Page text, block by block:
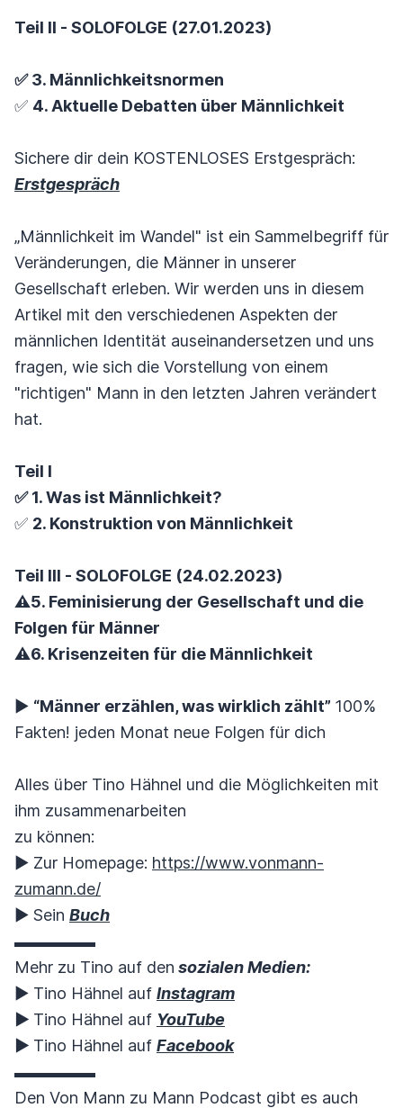
Teil II - SOLOFOLGE (27.01.2023)
✅ 3. Männlichkeitsnormen
✅ 4. Aktuelle Debatten über Männlichkeit
Sichere dir dein KOSTENLOSES Erstgespräch:
Erstgespräch
„Männlichkeit im Wandel" ist ein Sammelbegriff für
Veränderungen, die Männer in unserer
Gesellschaft erleben. Wir werden uns in diesem
Artikel mit den verschiedenen Aspekten der
männlichen Identität auseinandersetzen und uns
fragen, wie sich die Vorstellung von einem
"richtigen" Mann in den letzten Jahren verändert
hat.
Teil I
✅ 1. Was ist Männlichkeit?
✅ 2. Konstruktion von Männlichkeit
Teil III - SOLOFOLGE (24.02.2023)
⚠️5. Feminisierung der Gesellschaft und die
Folgen für Männer
⚠️6. Krisenzeiten für die Männlichkeit
▶︎ “Männer erzählen, was wirklich zählt” 100%
Fakten! jeden Monat neue Folgen für dich
Alles über Tino Hähnel und die Möglichkeiten mit
ihm zusammenarbeiten
zu können:
▶︎ Zur Homepage: https://www.vonmann-
zumann.de/
▶︎ Sein Buch
▬▬▬▬▬
Mehr zu Tino auf den sozialen Medien:
▶︎ Tino Hähnel auf Instagram
▶︎ Tino Hähnel auf YouTube
▶︎ Tino Hähnel auf Facebook
▬▬▬▬▬
Den Von Mann zu Mann Podcast gibt es auch